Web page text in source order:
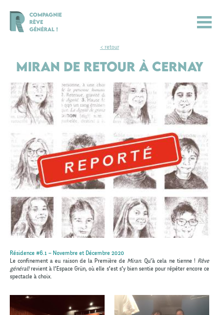
< retour
Miran de retour à Cernay
Résidence #6.1 – Novembre et Décembre 2020
Le confinement a eu raison de la Première de Miran. Qu’à cela ne tienne ! Rêve
général!revient à l’Espace Grün, où elle s’est s’y bien sentie pour répéter encore ce
spectacle à choix.